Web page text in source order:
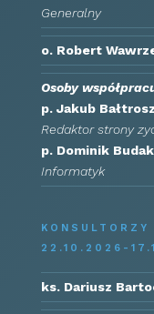
Generalny
o. Robert
Osoby
p. Jakub
Redaktor strony
p. Dominik Budak
Informatyk
KONSULTORZY
22.10.2026-
ks. Dariusz